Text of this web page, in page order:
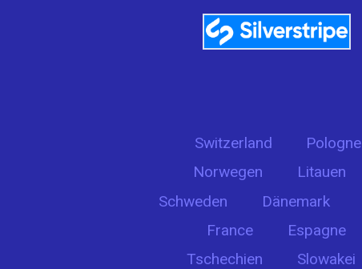
Switzerland Pologne
Norwegen
Litauen
Schweden
Dänemark
France
Espagne
Tschechien
Slowakei